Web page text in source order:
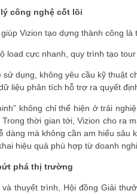
công nghệ cốt lõi
Vizion tạo dựng thành công
load cực nhanh, quy trình tạo
dụng, không yêu cầu kỹ thuật
liệu phân tích hỗ trợ ra quyết
không chỉ thể hiện ở trải
thời gian tới, Vizion cho ra
dàng mà không cần am hiểu
hiệu quả phù hợp từ doanh
phá thị trường
thuyết trình, Hội đồng Giải